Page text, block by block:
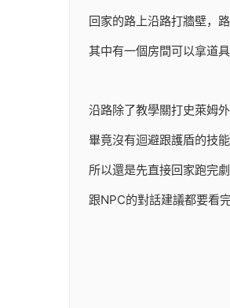
回家的路上沿路打牆壁，
其中有一個房間可以拿道具
沿路除了教學關打史萊姆
畢竟沒有迴避跟護盾的技
所以還是先直接回家跑完
跟NPC的對話建議都要看